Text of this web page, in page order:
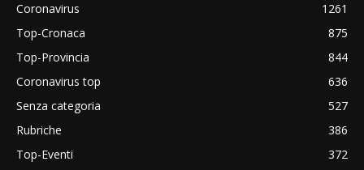
Coronavirus
1261
Top-Cronaca
875
Top-Provincia
844
Coronavirus top
636
Senza categoria
527
Rubriche
386
Top-Eventi
372